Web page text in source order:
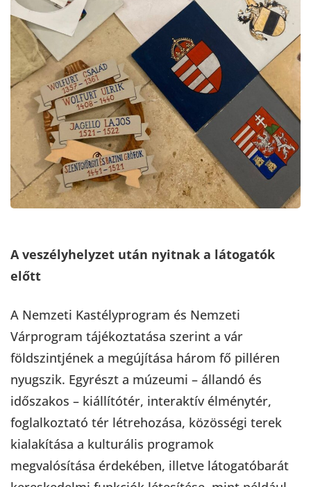
A veszélyhelyzet után nyitnak a látogatók
előtt
A Nemzeti Kastélyprogram és Nemzeti
Várprogram tájékoztatása szerint a vár
földszintjének a megújítása három fő pilléren
nyugszik. Egyrészt a múzeumi – állandó és
időszakos – kiállítótér, interaktív élménytér,
foglalkoztató tér létrehozása, közösségi terek
kialakítása a kulturális programok
megvalósítása érdekében, illetve látogatóbarát